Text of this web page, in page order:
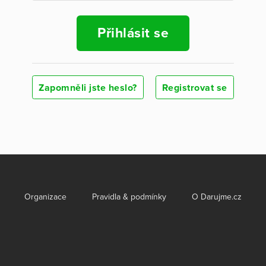
Přihlásit se
Zapomněli jste heslo? Registrovat se
Organizace Pravidla & podmínky O Darujme.cz